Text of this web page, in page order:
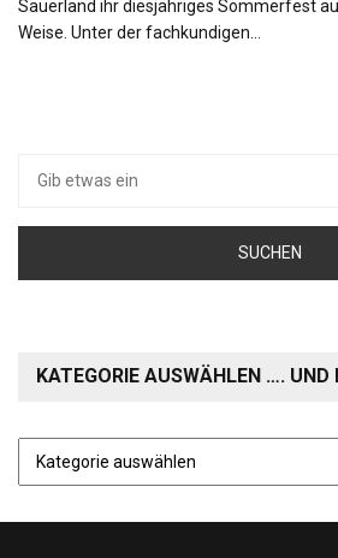
Sauerland ihr diesjähriges Sommerfest
Weise. Unter der fachkundigen…
nach:
KATEGORIE AUSWÄHLEN …. UND
auswählen
und